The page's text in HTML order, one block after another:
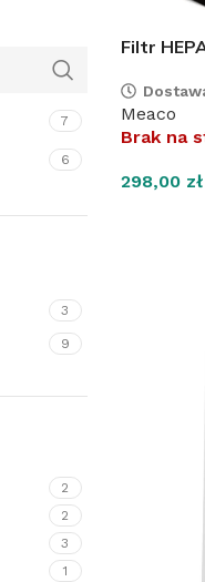
7
6
3
9
2
2
3
1
Filtr
Meaco
Brak na
298,00 zł